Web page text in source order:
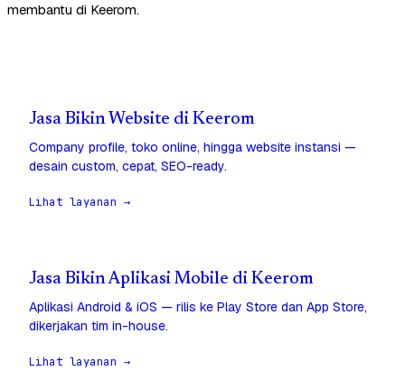
membantu di Keerom.
Jasa Bikin Website di Keerom
Company profile, toko online, hingga website instansi —
desain custom, cepat, SEO-ready.
Lihat layanan →
Jasa Bikin Aplikasi Mobile di Keerom
Aplikasi Android & iOS — rilis ke Play Store dan App Store,
dikerjakan tim in-house.
Lihat layanan →